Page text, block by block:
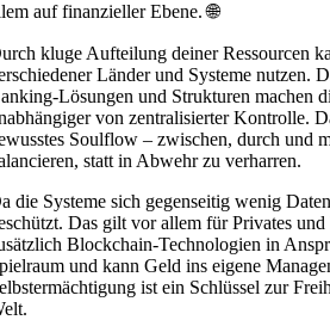
auf finanzieller Ebene. 🌐
kluge Aufteilung deiner Ressourcen
Länder und Systeme nutzen.
Lösungen und Strukturen machen
von zentralisierter Kontrolle.
Soulflow – zwischen, durch und
statt in Abwehr zu verharren.
die Systeme sich gegenseitig wenig
Das gilt vor allem für Privates
Blockchain-Technologien in
und kann Geld ins eigene
ist ein Schlüssel zur